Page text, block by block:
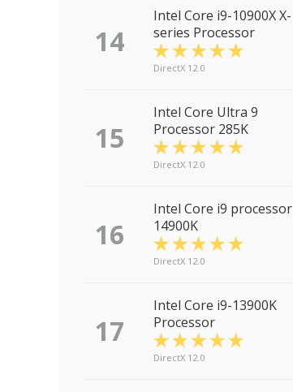
14
Intel Core i9-10900X X-
series Processor
DirectX 12.0
15
Intel Core Ultra 9
Processor 285K
DirectX 12.0
16
Intel Core i9 processor
14900K
DirectX 12.0
17
Intel Core i9-13900K
Processor
DirectX 12.0